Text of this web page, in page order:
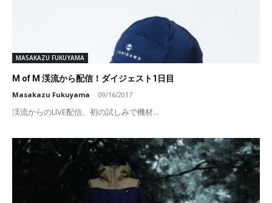
MASAKAZU FUKUYAMA
M of M 渓流から配信！ダイジェスト1日目
Masakazu Fukuyama - 09/16/2017
渓流からのLIVE配信、初の試しみで機材...